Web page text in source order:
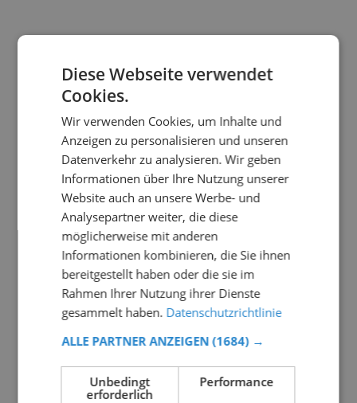
Diese Webseite verwendet
Cookies.
Wir verwenden Cookies, um Inhalte und
Anzeigen zu personalisieren und unseren
Datenverkehr zu analysieren. Wir geben
Informationen über Ihre Nutzung unserer
Website auch an unsere Werbe- und
Analysepartner weiter, die diese
möglicherweise mit anderen
Informationen kombinieren, die Sie ihnen
bereitgestellt haben oder die sie im
Rahmen Ihrer Nutzung ihrer Dienste
gesammelt haben. Datenschutzrichtlinie
ALLE PARTNER ANZEIGEN (1684) →
Unbedingt
erforderlich
Performance